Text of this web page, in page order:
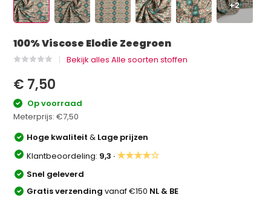
+2
100% Viscose Elodie Zeegroen
Bekijk alles Alle soorten stoffen
€ 7,50
Op voorraad
Meterprijs:€7,50
Hoge kwaliteit& Lage prijzen
Klantbeoordeling: 9,3 ·★★★★☆
Snel geleverd
Gratis verzendingvanaf €150 NL & BE